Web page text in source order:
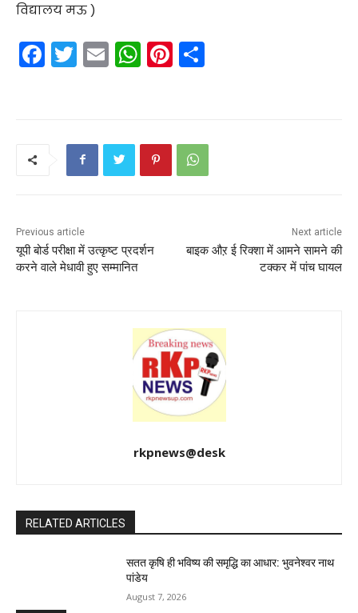
विद्यालय मऊ )
F
a
k
T
w
E
m
W
h
A
p
Pi
nt
st
Previous article
यूपी बोर्ड परीक्षा में उत्कृष्ट प्रदर्शन
करने वाले मेधावी हुए सम्मानित
Next article
बाइक औऱ ई रिक्शा में आमने सामने की
टक्कर में पांच घायल
rkpnews@desk
RELATED ARTICLES
सतत कृषि ही भविष्य की समृद्धि का आधार: भुवनेश्वर नाथ
पांडेय
August 7, 2026